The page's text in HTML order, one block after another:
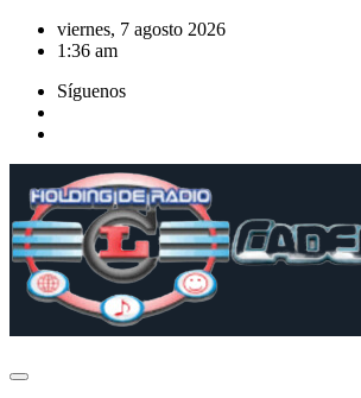
Saltar
viernes, 7 agosto 2026
1:36 am
Síguenos